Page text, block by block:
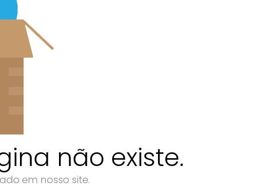
não existe.
em nosso site.